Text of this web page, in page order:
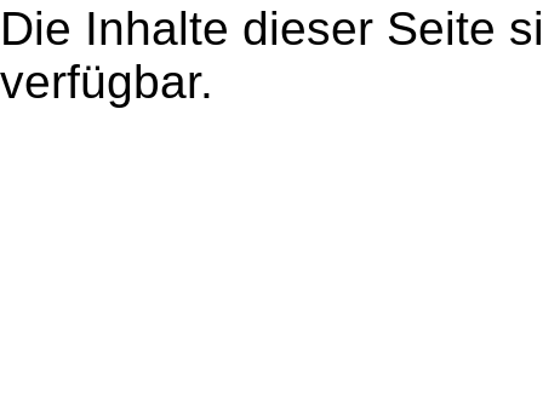
Die Inhalte dieser Seite
verfügbar.